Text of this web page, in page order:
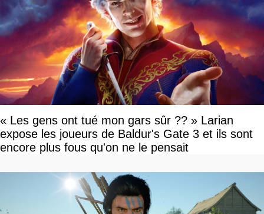
« Les gens ont tué mon gars sûr ?? » Larian
expose les joueurs de Baldur's Gate 3 et ils sont
encore plus fous qu'on ne le pensait